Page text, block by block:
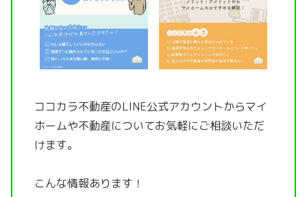
ココカラ不動産のLINE公式アカウントからマイ
ホームや不動産についてお気軽にご相談いただ
けます。
こんな情報あります！